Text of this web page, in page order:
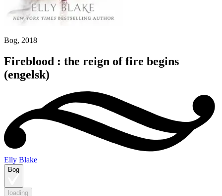
Bog, 2018
Fireblood : the reign of fire begins
(engelsk)
Elly Blake
Bog
loading